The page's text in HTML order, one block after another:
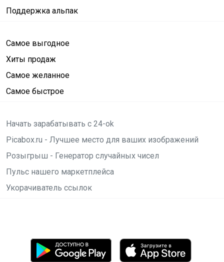
Поддержка альпак
Самое выгодное
Хиты продаж
Самое желанное
Самое быстрое
Начать зарабатывать с 24-ok
Picabox.ru - Лучшее место для ваших изображений
Розыгрыш - Генератор случайных чисел
Пульс нашего маркетплейса
Укорачиватель ссылок